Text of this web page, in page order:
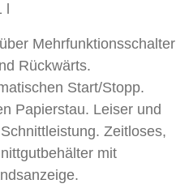
Mehrfunktionsschalter
Rückwärts.
Start/Stopp.
Papierstau. Leiser und
Zeitloses,
mit